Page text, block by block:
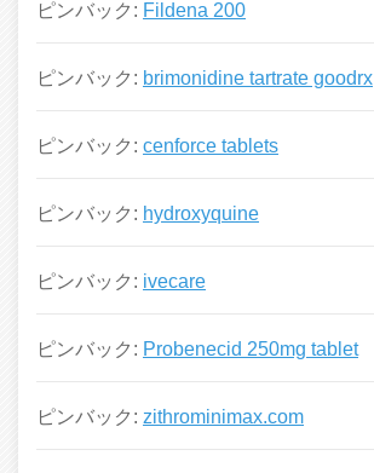
ピンバック: Fildena 200
ピンバック: brimonidine tartrate goodrx
ピンバック: cenforce tablets
ピンバック: hydroxyquine
ピンバック: ivecare
ピンバック: Probenecid 250mg tablet
ピンバック: zithrominimax.com